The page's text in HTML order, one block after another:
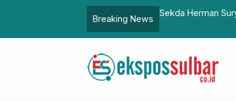
Breaking News
Sekda Herman